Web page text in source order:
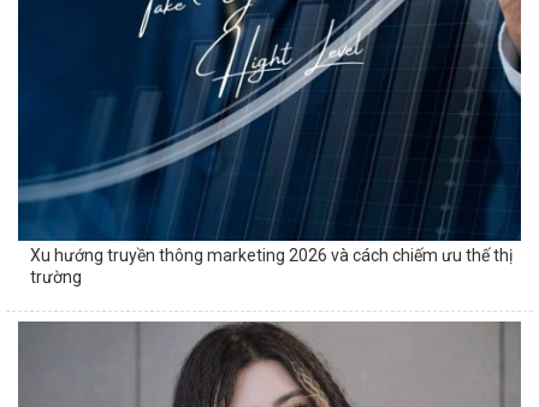
Xu hướng truyền thông marketing 2026 và cách chiếm ưu thế thị
trường